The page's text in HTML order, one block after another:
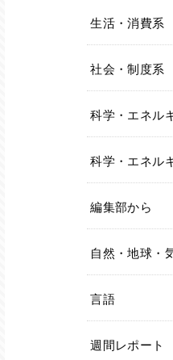
生活・消費系
社会・制度系
科学・エネル
科学・エネル
編集部から
自然・地球・
言語
週間レポート